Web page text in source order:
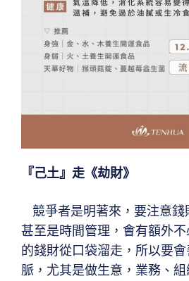
『己土』走《劫財》
競爭者是明著來，要注意錢
甚至是時間管理，會有額外
的錢財從口袋溜走，所以要
脈，尤其是做生意，業務、